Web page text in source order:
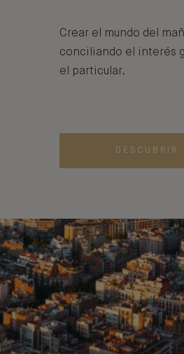
Crear el mundo del
conciliando el interés
el particular.
DESCUBRIR